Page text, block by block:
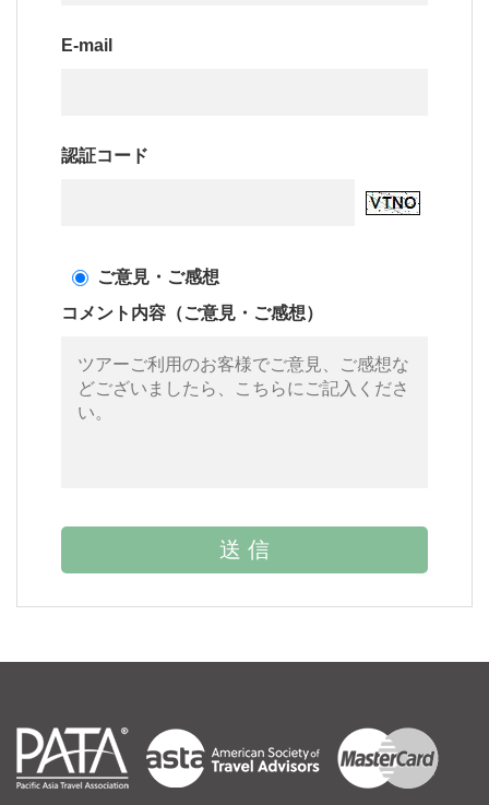
E-mail
認証コード
ご意見・ご感想
コメント内容（ご意見・ご感想）